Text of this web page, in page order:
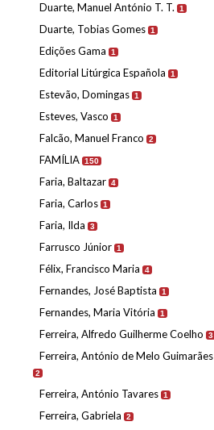
Duarte, Manuel António T. T. 1
Duarte, Tobias Gomes 1
Edições Gama 1
Editorial Litúrgica Española 1
Estevão, Domingas 1
Esteves, Vasco 1
Falcão, Manuel Franco 2
FAMÍLIA 150
Faria, Baltazar 4
Faria, Carlos 1
Faria, Ilda 3
Farrusco Júnior 1
Félix, Francisco Maria 4
Fernandes, José Baptista 1
Fernandes, Maria Vitória 1
Ferreira, Alfredo Guilherme Coelho 3
Ferreira, António de Melo Guimarães
2
Ferreira, António Tavares 1
Ferreira, Gabriela 2